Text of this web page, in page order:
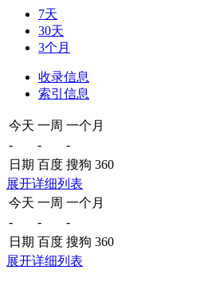
7天
30天
3个月
收录信息
索引信息
今天 一周 一个月
-
-
-
日期 百度 搜狗 360
展开详细列表
今天 一周 一个月
-
-
-
日期 百度 搜狗 360
展开详细列表